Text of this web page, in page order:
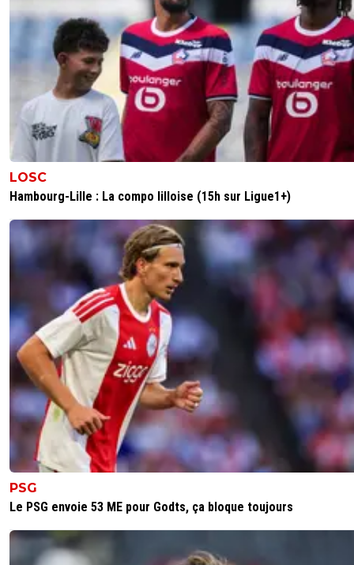
LOSC
Hambourg-Lille : La compo lilloise (15h sur Ligue1+)
PSG
Le PSG envoie 53 ME pour Godts, ça bloque toujours